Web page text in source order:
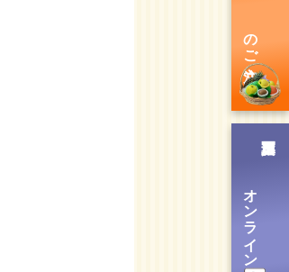
のご注文
オンライン送信